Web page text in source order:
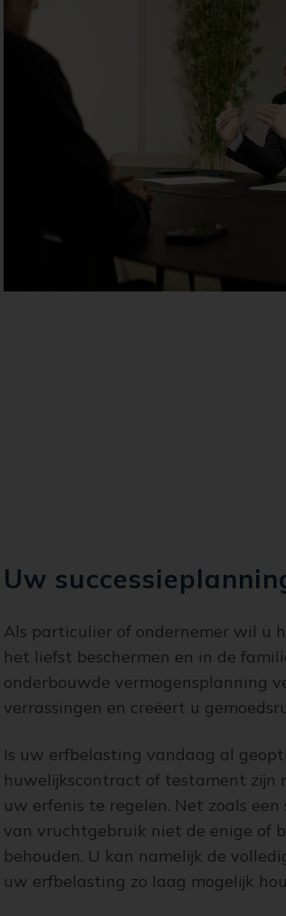
Uw
Als particulier of ondernemer wil u
het liefst beschermen en in de
onderbouwde vermogensplanning
verrassingen en creëert u
Is uw erfbelasting vandaag al
huwelijkscontract of testament zijn
uw erfenis te regelen. Net zoals
van vruchtgebruik niet de enige of
behouden. U kan namelijk de
uw erfbelasting zo laag mogelijk